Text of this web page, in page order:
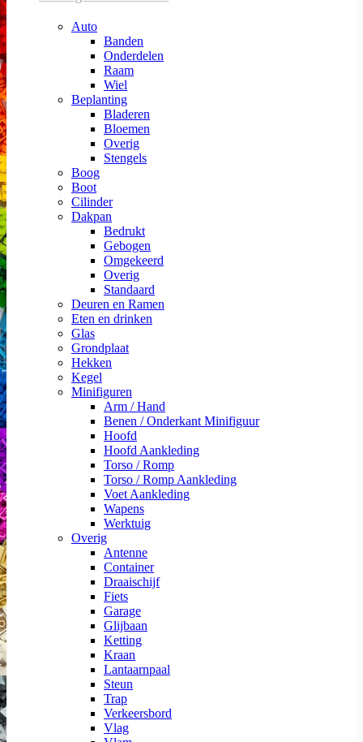
Auto
Banden
Onderdelen
Raam
Wiel
Beplanting
Bladeren
Bloemen
Overig
Stengels
Boog
Boot
Cilinder
Dakpan
Bedrukt
Gebogen
Omgekeerd
Overig
Standaard
Deuren en Ramen
Eten en drinken
Glas
Grondplaat
Hekken
Kegel
Minifiguren
Arm / Hand
Benen / Onderkant Minifiguur
Hoofd
Hoofd Aankleding
Torso / Romp
Torso / Romp Aankleding
Voet Aankleding
Wapens
Werktuig
Overig
Antenne
Container
Draaischijf
Fiets
Garage
Glijbaan
Ketting
Kraan
Lantaarnpaal
Steun
Trap
Verkeersbord
Vlag